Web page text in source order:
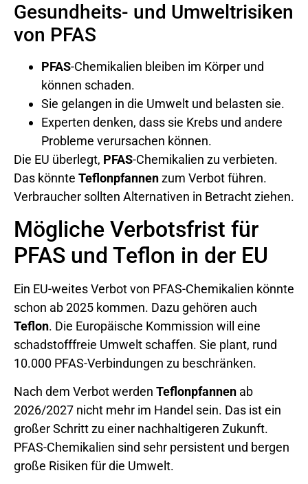
Gesundheits- und Umweltrisiken
von PFAS
PFAS-Chemikalien bleiben im Körper und
können schaden.
Sie gelangen in die Umwelt und belasten sie.
Experten denken, dass sie Krebs und andere
Probleme verursachen können.
Die EU überlegt, PFAS-Chemikalien zu verbieten.
Das könnte Teflonpfannenzum Verbot führen.
Verbraucher sollten Alternativen in Betracht ziehen.
Mögliche Verbotsfrist für
PFAS und Teflon in der EU
Ein EU-weites Verbot von PFAS-Chemikalien könnte
schon ab 2025 kommen. Dazu gehören auch
Teflon. Die Europäische Kommission will eine
schadstofffreie Umwelt schaffen. Sie plant, rund
10.000 PFAS-Verbindungen zu beschränken.
Nach dem Verbot werden Teflonpfannen ab
2026/2027 nicht mehr im Handel sein. Das ist ein
großer Schritt zu einer nachhaltigeren Zukunft.
PFAS-Chemikalien sind sehr persistent und bergen
große Risiken für die Umwelt.